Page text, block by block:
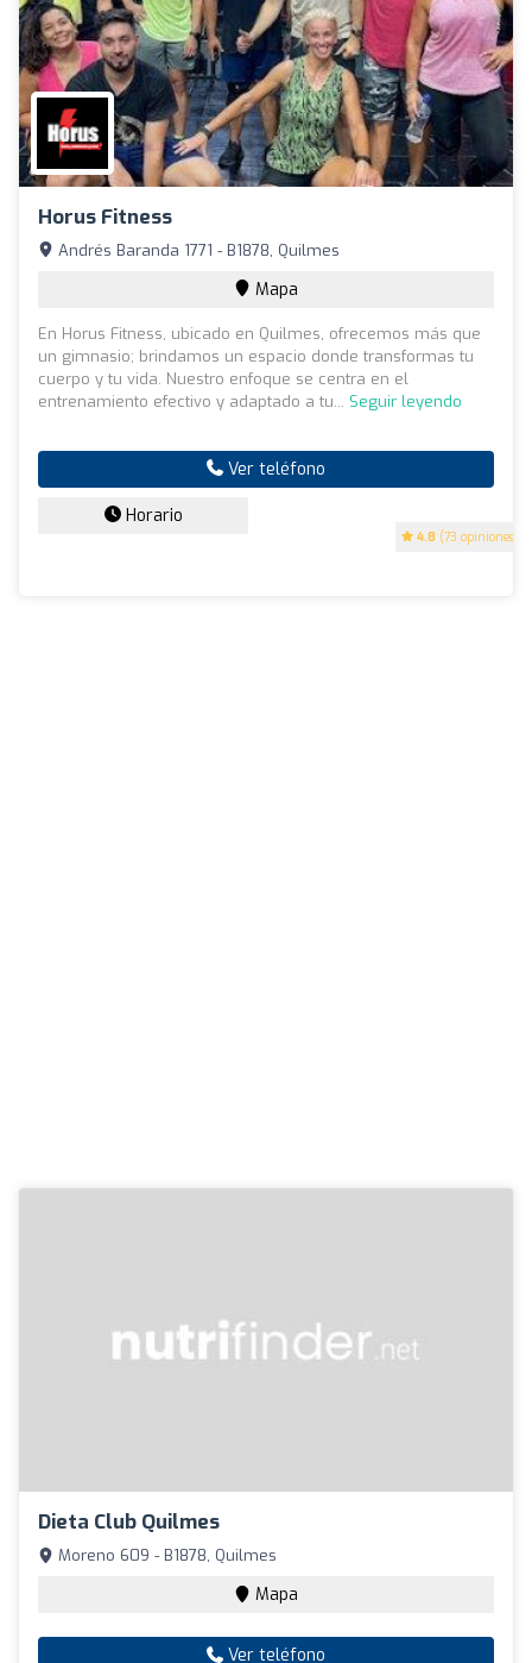
Horus Fitness
4.8 (73 opiniones)
Andrés Baranda 1771 - B1878, Quilmes
Mapa
En Horus Fitness, ubicado en Quilmes, ofrecemos más que
un gimnasio; brindamos un espacio donde transformas tu
cuerpo y tu vida. Nuestro enfoque se centra en el
entrenamiento efectivo y adaptado a tu... Seguir leyendo
Ver teléfono
Horario
Dieta Club Quilmes
Moreno 609 - B1878, Quilmes
Mapa
Ver teléfono